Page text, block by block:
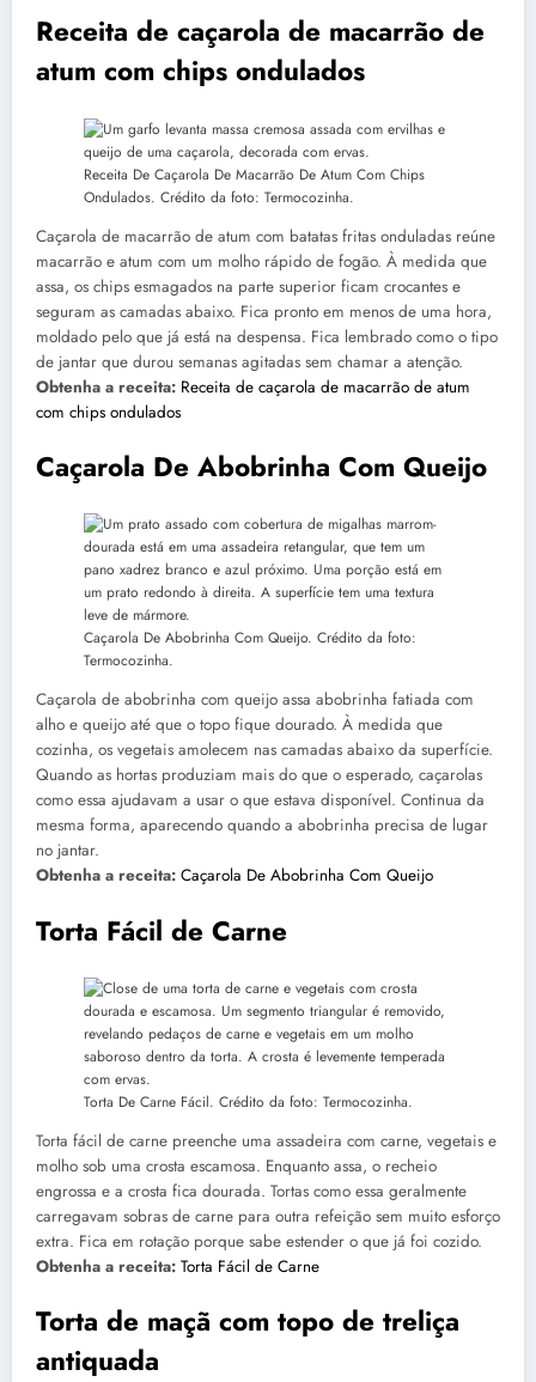
Receita de caçarola de macarrão de
atum com chips ondulados
Receita De Caçarola De Macarrão De Atum Com Chips
Ondulados. Crédito da foto: Termocozinha.
Caçarola de macarrão de atum com batatas fritas onduladas reúne
macarrão e atum com um molho rápido de fogão. À medida que
assa, os chips esmagados na parte superior ficam crocantes e
seguram as camadas abaixo. Fica pronto em menos de uma hora,
moldado pelo que já está na despensa. Fica lembrado como o tipo
de jantar que durou semanas agitadas sem chamar a atenção.
Obtenha a receita: Receita de caçarola de macarrão de atum
com chips ondulados
Caçarola De Abobrinha Com Queijo
Caçarola De Abobrinha Com Queijo. Crédito da foto:
Termocozinha.
Caçarola de abobrinha com queijo assa abobrinha fatiada com
alho e queijo até que o topo fique dourado. À medida que
cozinha, os vegetais amolecem nas camadas abaixo da superfície.
Quando as hortas produziam mais do que o esperado, caçarolas
como essa ajudavam a usar o que estava disponível. Continua da
mesma forma, aparecendo quando a abobrinha precisa de lugar
no jantar.
Obtenha a receita: Caçarola De Abobrinha Com Queijo
Torta Fácil de Carne
Torta De Carne Fácil. Crédito da foto: Termocozinha.
Torta fácil de carne preenche uma assadeira com carne, vegetais e
molho sob uma crosta escamosa. Enquanto assa, o recheio
engrossa e a crosta fica dourada. Tortas como essa geralmente
carregavam sobras de carne para outra refeição sem muito esforço
extra. Fica em rotação porque sabe estender o que já foi cozido.
Obtenha a receita: Torta Fácil de Carne
Torta de maçã com topo de treliça
antiquada